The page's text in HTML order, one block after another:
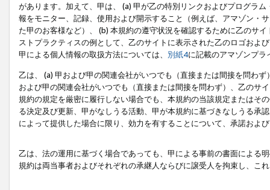
があります。加えて、甲は、 (a) 甲が乙の特別リンクおよびプログラ
報をモニター、記録、使用および開示すること（例えば、アマゾン・
た甲のお客様など）、 (b) 本規約の遵守状況を確認するために乙のサ
ストプラクティスの例として、乙のサイトに表示された乙のロゴおよ
甲による個人情報の取扱方法については、 別紙4に記載のアマゾンプ
乙は、 (a) 甲および甲の関連会社がいつでも（直接または間接を問わ
および甲の関連会社がいつでも（直接または間接を問わず）、乙のサ
規約の規定を厳密に履行しない場合でも、本規約の当該規定またはそ
る決定及び更新、甲がなしうる活動、甲が本規約に基づきなしうる承
によって提供した場合に限り、効力を有することについて、承諾およ
乙は、法の運用に基づく場合であっても、甲による事前の書面による
規約は両当事者およびそれぞれの承継人ならびに譲受人を拘束し、こ